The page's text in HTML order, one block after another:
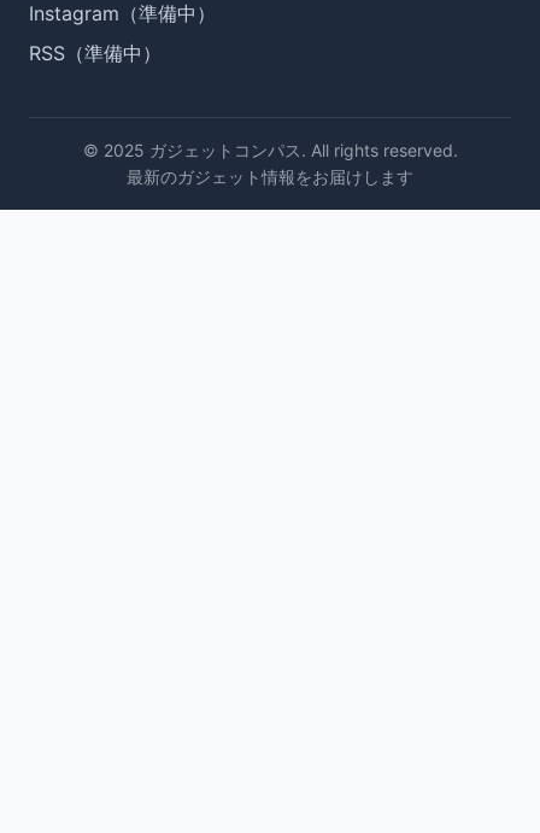
Instagram（準備中）
RSS（準備中）
© 2025 ガジェットコンパス. All rights reserved.
最新のガジェット情報をお届けします